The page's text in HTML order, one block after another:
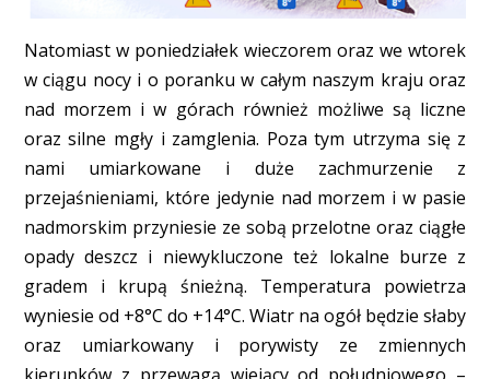
Natomiast w poniedziałek wieczorem oraz we wtorek
w ciągu nocy i o poranku w całym naszym kraju oraz
nad morzem i w górach również możliwe są liczne
oraz silne mgły i zamglenia. Poza tym utrzyma się z
nami umiarkowane i duże zachmurzenie z
przejaśnieniami, które jedynie nad morzem i w pasie
nadmorskim przyniesie ze sobą przelotne oraz ciągłe
opady deszcz i niewykluczone też lokalne burze z
gradem i krupą śnieżną. Temperatura powietrza
wyniesie od +8°C do +14°C. Wiatr na ogół będzie słaby
oraz umiarkowany i porywisty ze zmiennych